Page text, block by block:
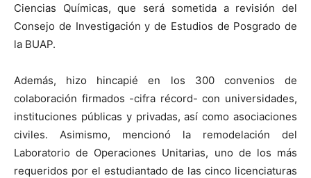
Ciencias Químicas, que será sometida a revisión del
Consejo de Investigación y de Estudios de Posgrado de
la BUAP.
Además, hizo hincapié en los 300 convenios de
colaboración firmados -cifra récord- con universidades,
instituciones públicas y privadas, así como asociaciones
civiles. Asimismo, mencionó la remodelación del
Laboratorio de Operaciones Unitarias, uno de los más
requeridos por el estudiantado de las cinco licenciaturas